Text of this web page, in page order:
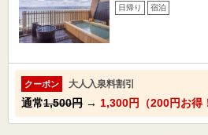
日帰り 宿泊
クーポン 大人入泉料割引
通常1,500円 → 1,300円（200円お得